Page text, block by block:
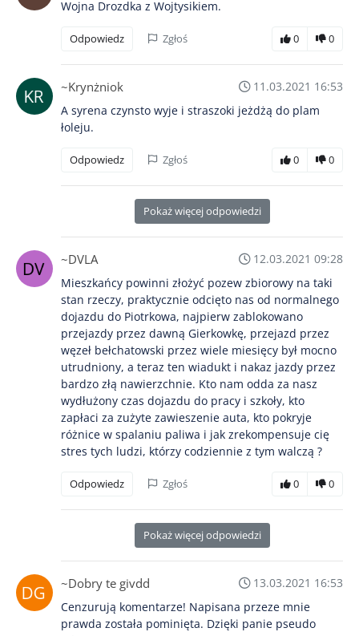
Wojna Drozdka z Wojtysikiem.
Odpowiedz Zgłoś 0 0
~Krynżniok
11.03.2021 16:53
A syrena czynsto wyje i straszoki jeżdżą do plam
łoleju.
Odpowiedz Zgłoś 0 0
Pokaż więcej odpowiedzi
~DVLA
12.03.2021 09:28
Mieszkańcy powinni złożyć pozew zbiorowy na taki
stan rzeczy, praktycznie odcięto nas od normalnego
dojazdu do Piotrkowa, najpierw zablokowano
przejazdy przez dawną Gierkowkę, przejazd przez
węzeł bełchatowski przez wiele miesięcy był mocno
utrudniony, a teraz ten wiadukt i nakaz jazdy przez
bardzo złą nawierzchnie. Kto nam odda za nasz
wydłużony czas dojazdu do pracy i szkoły, kto
zapłaci za zużyte zawieszenie auta, kto pokryje
różnice w spalaniu paliwa i jak zrekompensuje cię
stres tych ludzi, którzy codziennie z tym walczą ?
Odpowiedz Zgłoś 0 0
Pokaż więcej odpowiedzi
~Dobry te givdd
13.03.2021 16:53
Cenzurują komentarze! Napisana przeze mnie
prawda została pominięta. Dzięki panie pseudo